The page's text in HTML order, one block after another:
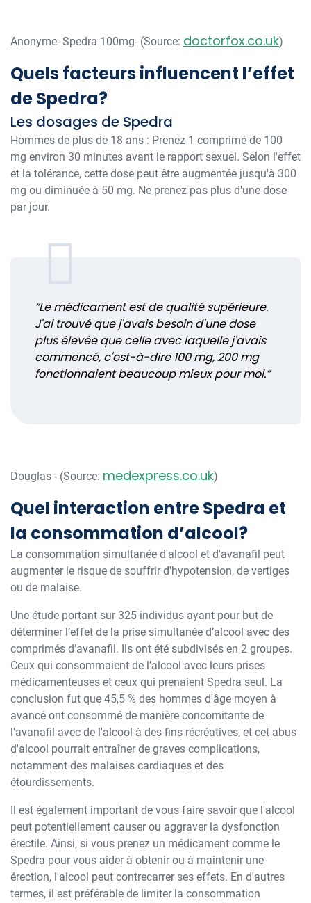
Anonyme- Spedra 100mg- (Source: doctorfox.co.uk)
Quels facteurs influencent l’effet
de Spedra?
Les dosages de Spedra
Hommes de plus de 18 ans : Prenez 1 comprimé de 100
mg environ 30 minutes avant le rapport sexuel. Selon l'effet
et la tolérance, cette dose peut être augmentée jusqu'à 300
mg ou diminuée à 50 mg. Ne prenez pas plus d'une dose
par jour.
“Le médicament est de qualité supérieure.
J'ai trouvé que j'avais besoin d'une dose
plus élevée que celle avec laquelle j'avais
commencé, c'est-à-dire 100 mg, 200 mg
fonctionnaient beaucoup mieux pour moi.”
Douglas - (Source: medexpress.co.uk)
Quel interaction entre Spedra et
la consommation d’alcool?
La consommation simultanée d'alcool et d'avanafil peut
augmenter le risque de souffrir d'hypotension, de vertiges
ou de malaise.
Une étude portant sur 325 individus ayant pour but de
déterminer l’effet de la prise simultanée d’alcool avec des
comprimés d’avanafil. Ils ont été subdivisés en 2 groupes.
Ceux qui consommaient de l’alcool avec leurs prises
médicamenteuses et ceux qui prenaient Spedra seul. La
conclusion fut que 45,5 % des hommes d'âge moyen à
avancé ont consommé de manière concomitante de
l'avanafil avec de l'alcool à des fins récréatives, et cet abus
d'alcool pourrait entraîner de graves complications,
notamment des malaises cardiaques et des
étourdissements.
Il est également important de vous faire savoir que l'alcool
peut potentiellement causer ou aggraver la dysfonction
érectile. Ainsi, si vous prenez un médicament comme le
Spedra pour vous aider à obtenir ou à maintenir une
érection, l'alcool peut contrecarrer ses effets. En d'autres
termes, il est préférable de limiter la consommation